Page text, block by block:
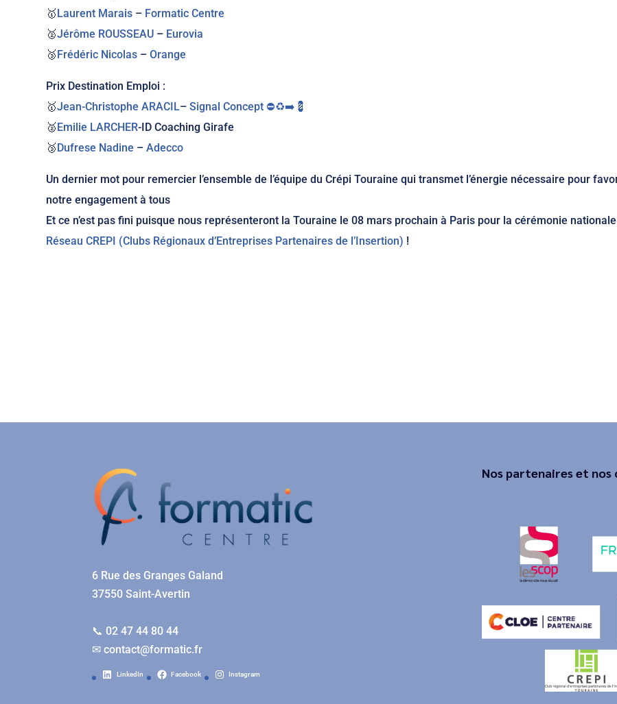
🥇Laurent Marais – Formatic Centre
🥈Jérôme ROUSSEAU – Eurovia
🥉Frédéric Nicolas –Orange
Prix Destination Emploi :
🥇Jean-Christophe ARACIL–Signal Concept ⛔️♻️➡️💈
🥈Emilie LARCHER-ID Coaching Girafe
🥉Dufrese Nadine –Adecco
Un dernier mot pour remercier l’ensemble de l’équipe du Crépi Touraine qui transmet l’énergie nécessaire pour
notre engagement à tous
Et ce n’est pas fini puisque nous représenteront la Touraine le 08 mars prochain à Paris pour la cérémonie
Réseau CREPI (Clubs Régionaux d’Entreprises Partenaires de l’Insertion) !
6 Rue des Granges Galand
37550 Saint-Avertin
📞 02 47 44 80 44
✉contact@formatic.fr
LinkedIn Facebook Instagram
Nos partenaires et